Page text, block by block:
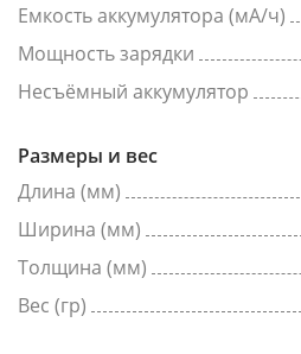
Емкость аккумулятора (мА/ч)
Мощность зарядки
Несъёмный аккумулятор
Размеры и вес
Длина (мм)
Ширина (мм)
Толщина (мм)
Вес (гр)